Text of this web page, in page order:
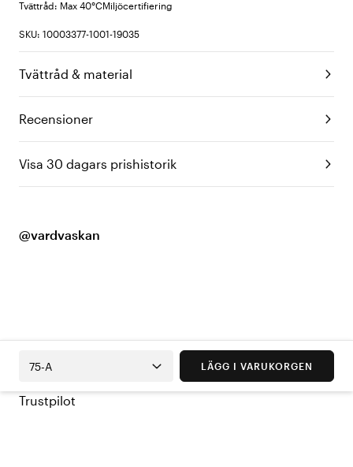
Tvättråd: Max 40°CMiljöcertifiering
SKU: 10003377-1001-19035
Tvättråd & material
Recensioner
Visa 30 dagars prishistorik
@vardvaskan
75-A LÄGG I VARUKORGEN
Trustpilot